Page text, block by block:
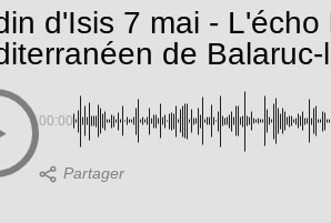
d'Isis 7 mai -
de
00:00